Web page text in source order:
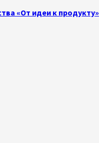
«От идеи к продукту»